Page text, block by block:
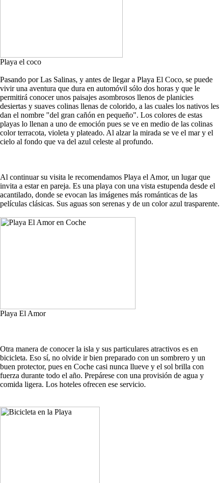
Playa el coco
Pasando por Las Salinas, y antes de llegar a Playa El Coco, se puede
vivir una aventura que dura en automóvil sólo dos horas y que le
permitirá conocer unos paisajes asombrosos llenos de planicies
desiertas y suaves colinas llenas de colorido, a las cuales los nativos les
dan el nombre "del gran cañón en pequeño". Los colores de estas
playas lo llenan a uno de emoción pues se ve en medio de las colinas
color terracota, violeta y plateado. Al alzar la mirada se ve el mar y el
cielo al fondo que va del azul celeste al profundo.
Al continuar su visita le recomendamos Playa el Amor, un lugar que
invita a estar en pareja. Es una playa con una vista estupenda desde el
acantilado, donde se evocan las imágenes más románticas de las
películas clásicas. Sus aguas son serenas y de un color azul trasparente.
Playa El Amor
Otra manera de conocer la isla y sus particulares atractivos es en
bicicleta. Eso sí, no olvide ir bien preparado con un sombrero y un
buen protector, pues en Coche casi nunca llueve y el sol brilla con
fuerza durante todo el año. Prepárese con una provisión de agua y
comida ligera. Los hoteles ofrecen ese servicio.